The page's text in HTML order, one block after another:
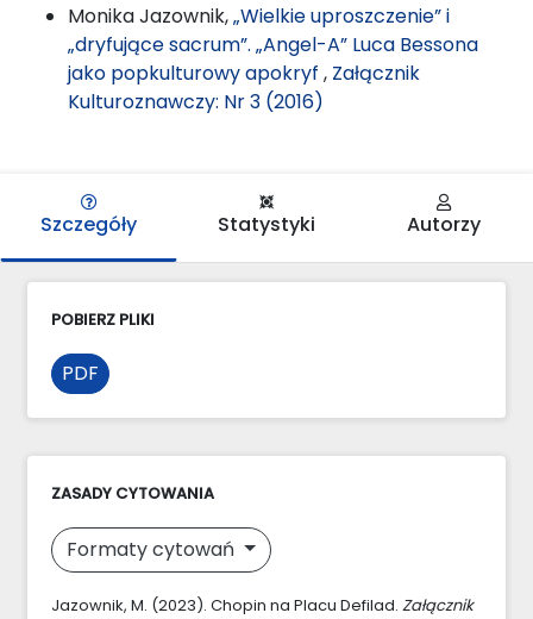
Monika Jazownik,„Wielkie uproszczenie” i
„dryfujące sacrum”. „Angel-A” Luca Bessona
jako popkulturowy apokryf , Załącznik
Kulturoznawczy: Nr 3 (2016)
Szczegóły Statystyki Autorzy
POBIERZ PLIKI
PDF
ZASADY CYTOWANIA
Formaty cytowań
Jazownik, M. (2023). Chopin na Placu Defilad. Załącznik